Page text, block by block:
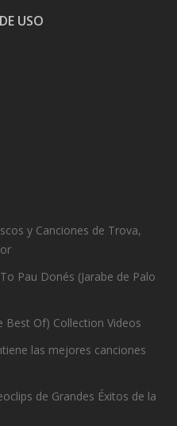
USO
y Canciones de Trova,
Pau Donés (Jarabe de Palo
Of) Collection Videos
las mejores canciones
de Grandes Éxitos de la